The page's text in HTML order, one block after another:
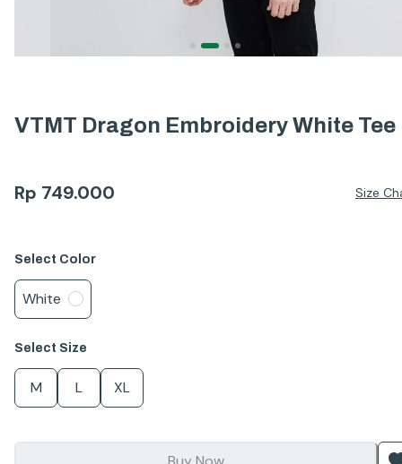
VTMT Dragon Embroidery White Tee
Rp 749.000 Size
Select Color
White
Select Size
M L XL